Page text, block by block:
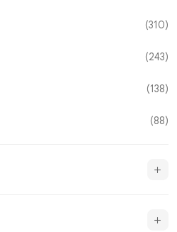
(310)
(243)
(138)
(88)